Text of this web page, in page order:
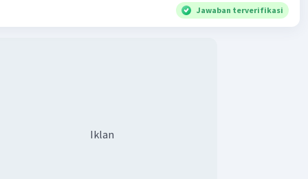
asam C.
rasa manis D. dihasi lkan tiga mangga buah
Jawaban terverifikasi
Iklan